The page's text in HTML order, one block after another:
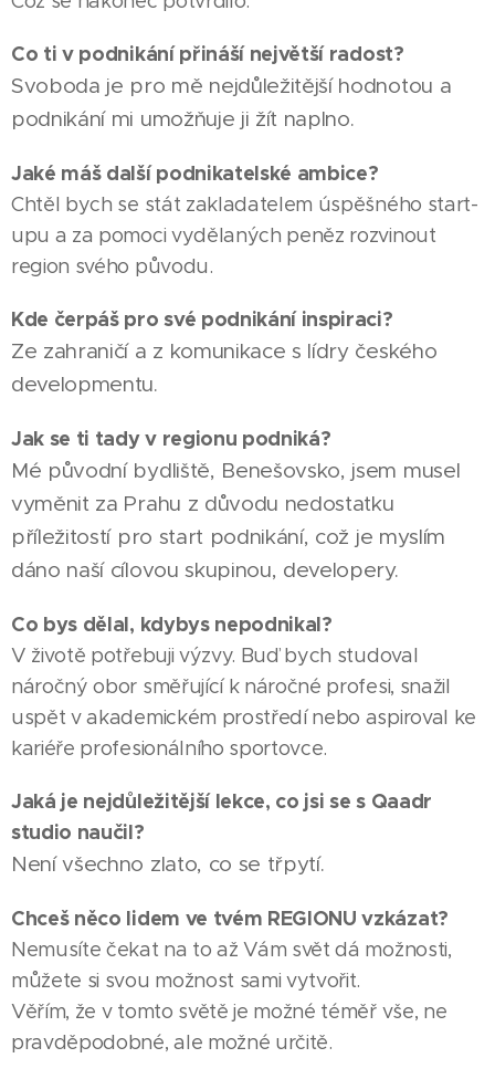
Co ti v podnikání přináší největší radost?
Svoboda je pro mě nejdůležitější hodnotou a
podnikání mi umožňuje ji žít naplno.
Jaké máš další podnikatelské ambice?
Chtěl bych se stát zakladatelem úspěšného start-
upu a za pomoci vydělaných peněz rozvinout
region svého původu.
Kde čerpáš pro své podnikání inspiraci?
Ze zahraničí a z komunikace s lídry českého
developmentu.
Jak se ti tady v regionu podniká?
Mé původní bydliště, Benešovsko, jsem musel
vyměnit za Prahu z důvodu nedostatku
příležitostí pro start podnikání, což je myslím
dáno naší cílovou skupinou, developery.
Co bys dělal, kdybys nepodnikal?
V životě potřebuji výzvy. Buď bych studoval
náročný obor směřující k náročné profesi, snažil
uspět v akademickém prostředí nebo aspiroval ke
kariéře profesionálního sportovce.
Jaká je nejdůležitější lekce, co jsi se s Qaadr
studio naučil?
Není všechno zlato, co se třpytí.
Chceš něco lidem ve tvém REGIONU vzkázat?
Nemusíte čekat na to až Vám svět dá možnosti,
můžete si svou možnost sami vytvořit.
Věřím, že v tomto světě je možné téměř vše, ne
pravděpodobné, ale možné určitě.
05.08.2026
03.08.2026
HODONÍN